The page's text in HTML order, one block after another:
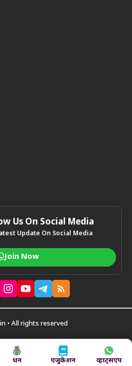
Us On Social Media
Update On Social Media
Join Now
• All rights reserved
धन एजुकेशन व्हाट्सएप